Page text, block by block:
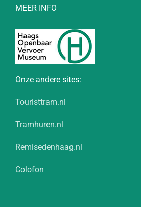
MEER INFO
Onze andere sites:
Touristtram.nl
Tramhuren.nl
Remisedenhaag.nl
Colofon